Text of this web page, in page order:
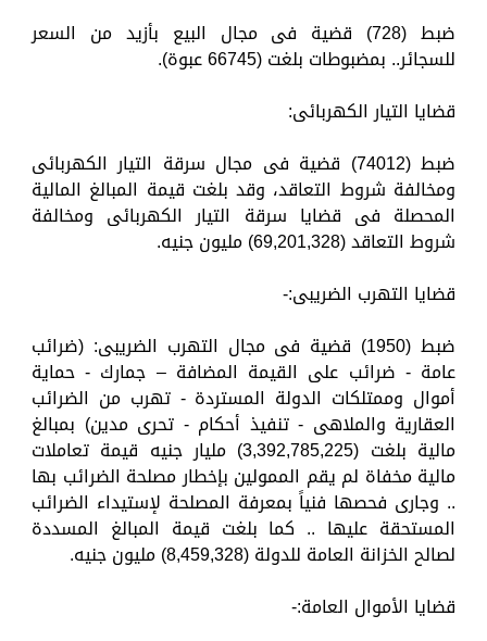
ضبط (728) قضية فى مجال البيع بأزيد من السعر
للسجائر.. بمضبوطات بلغت (66745 عبوة).
قضايا التيار الكهربائى:
ضبط (74012) قضية فى مجال سرقة التيار الكهربائى
ومخالفة شروط التعاقد، وقد بلغت قيمة المبالغ المالية
المحصلة فى قضايا سرقة التيار الكهربائى ومخالفة
شروط التعاقد (69,201,328) مليون جنيه.
قضايا التهرب الضريبى:-
ضبط (1950) قضية فى مجال التهرب الضريبى: (ضرائب
عامة - ضرائب على القيمة المضافة – جمارك - حماية
أموال وممتلكات الدولة المستردة - تهرب من الضرائب
العقارية والملاهى - تنفيذ أحكام - تحرى مدين) بمبالغ
مالية بلغت (3,392,785,225) مليار جنيه قيمة تعاملات
مالية مخفاة لم يقم الممولين بإخطار مصلحة الضرائب بها
.. وجارى فحصها فنياً بمعرفة المصلحة لإستيداء الضرائب
المستحقة عليها .. كما بلغت قيمة المبالغ المسددة
لصالح الخزانة العامة للدولة (8,459,328) مليون جنيه.
قضايا الأموال العامة:-